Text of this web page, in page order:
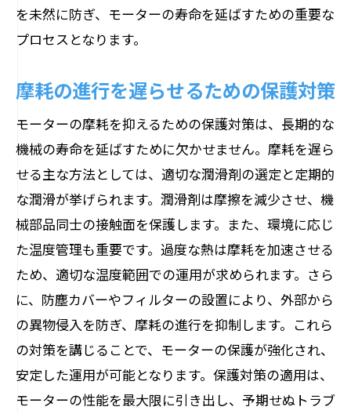
を未然に防ぎ、モーターの寿命を延ばすための重要な
プロセスとなります。
摩耗の進行を遅らせるための保護対策
モーターの摩耗を抑えるための保護対策は、長期的な
機械の寿命を延ばすために欠かせません。摩耗を遅ら
せる主な方法としては、適切な潤滑剤の選定と定期的
な潤滑が挙げられます。潤滑剤は摩擦を減少させ、機
械部品同士の接触面を保護します。また、環境に応じ
た温度管理も重要です。過度な熱は摩耗を加速させる
ため、適切な温度範囲での運用が求められます。さら
に、防塵カバーやフィルターの設置により、外部から
の異物侵入を防ぎ、摩耗の進行を抑制します。これら
の対策を講じることで、モーターの保護が強化され、
安定した運用が可能となります。保護対策の適用は、
モーターの性能を最大限に引き出し、予期せぬトラブ